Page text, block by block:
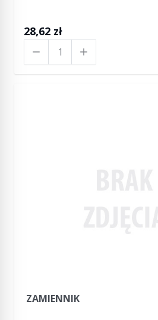
28,62 zł
ZAMIENNIK